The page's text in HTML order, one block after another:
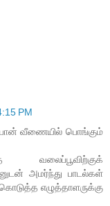
PM
வீணையில் பொங்கும்
அமர்ந்து பாடல்கள்
எழுத்தாளருக்கு